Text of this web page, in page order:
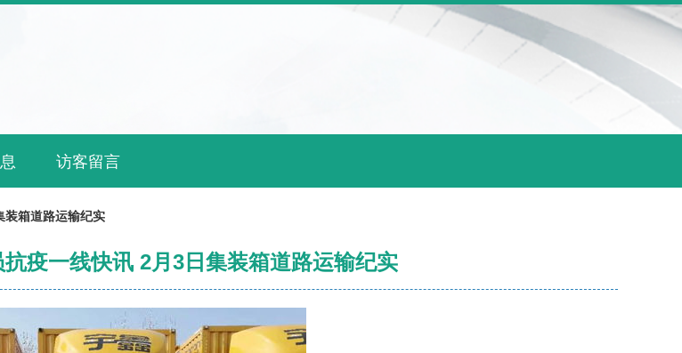
访客留言
装箱道路运输纪实
疫一线快讯 2月3日集装箱道路运输纪实